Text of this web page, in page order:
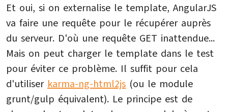
Et oui, si on externalise le template, AngularJS
va faire une requête pour le récupérer auprès
du serveur. D'où une requête GET inattendue...
Mais on peut charger le template dans le test
pour éviter ce problème. Il suffit pour cela
d'utiliser karma-ng-html2js (ou le module
grunt/gulp équivalent). Le principe est de